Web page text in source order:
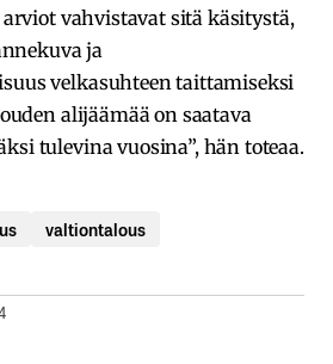
vahvistavat sitä käsitystä,
ja
velkasuhteen taittamiseksi
alijäämää on saatava
tulevina vuosina”, hän toteaa.
valtiontalous